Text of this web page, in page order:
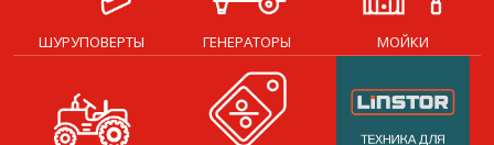
ШУРУПОВЕРТЫ ГЕНЕРАТОРЫ МОЙКИ